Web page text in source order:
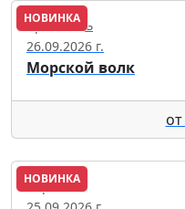
НОВИНКА
Ярославль
26.09.2026 г.
Морской волк
от
НОВИНКА
Воронеж